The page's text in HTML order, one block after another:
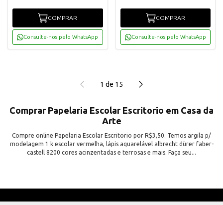
COMPRAR
Consulte-nos pelo WhatsApp
COMPRAR
Consulte-nos pelo WhatsApp
1 de 15
Comprar Papelaria Escolar Escritorio em Casa da
Arte
Compre online Papelaria Escolar Escritorio por R$3,50. Temos argila p/
modelagem 1 k escolar vermelha, lápis aquarelável albrecht dürer faber-
castell 8200 cores acinzentadas e terrosas e mais. Faça seu...